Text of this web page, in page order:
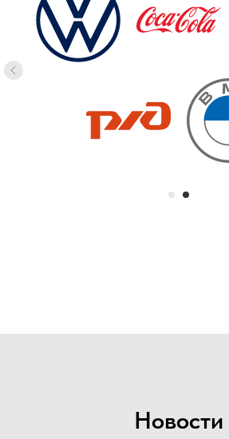
Новости